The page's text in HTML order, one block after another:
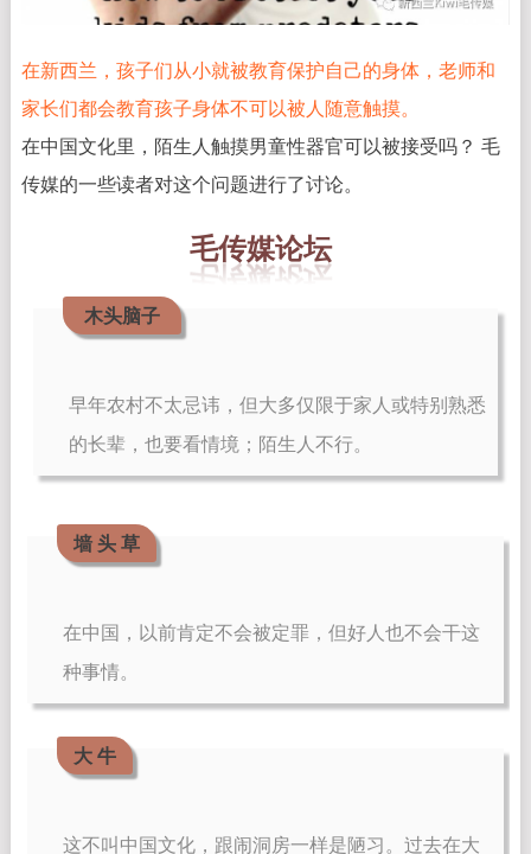
在新西兰，孩子们从小就被教育保护自己的身体，老师和
家长们都会教育孩子身体不可以被人随意触摸。
在中国文化里，陌生人触摸男童性器官可以被接受吗？ 毛
传媒的一些读者对这个问题进行了讨论。
毛传媒论坛
木头脑子
早年农村不太忌讳，但大多仅限于家人或特别熟悉
的长辈，也要看情境；陌生人不行。
墙 头 草
在中国，以前肯定不会被定罪，但好人也不会干这
种事情。
大 牛
这不叫中国文化，跟闹洞房一样是陋习。过去在大